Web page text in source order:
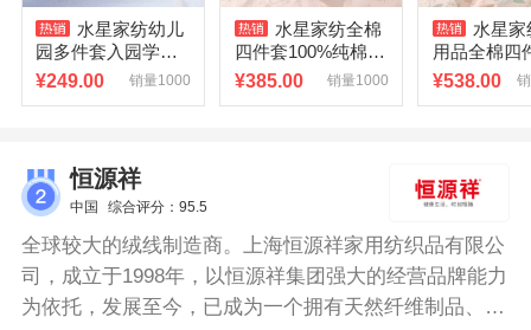
水星家纺幼儿
园多件套入园学生
宿舍套件被罩床单
¥249.00 销量1000
水星家纺全棉
四件套100%纯棉四
季裸睡床单被套被
¥385.00 销量1000
水星
用品全棉四
0%纯棉床
¥538.00
恒源祥
中国 综合评分：95.5
全球较大的绒线制造商。上海恒源祥家用纺织品有限公
司，成立于1998年，以恒源祥集团强大的经营品牌能力
为依托，发展至今，已成为一个拥有天然纤维制品、改